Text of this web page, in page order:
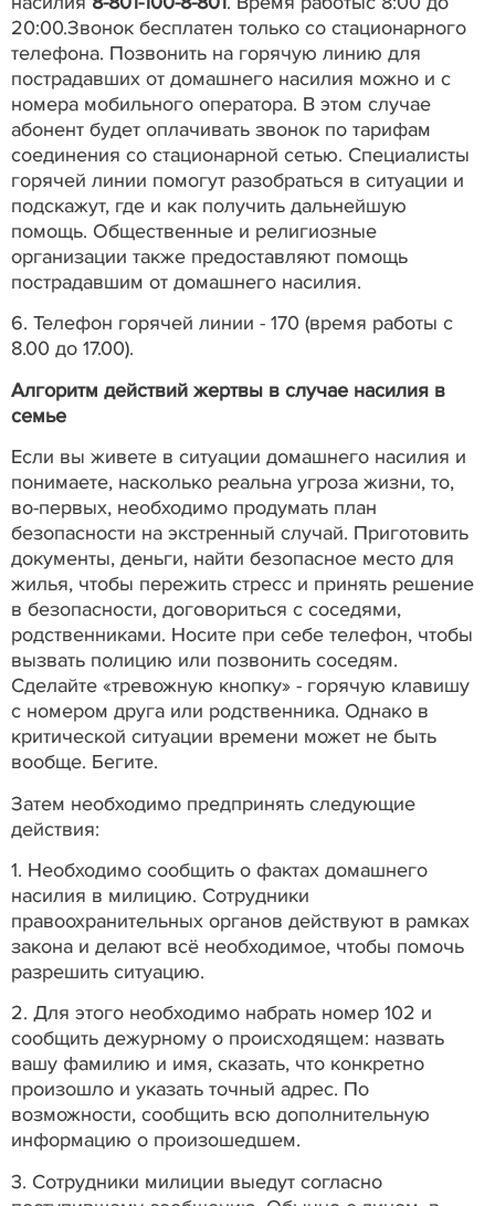
20:00.Звонок бесплатен только со стационарного
телефона. Позвонить на горячую линию для
пострадавших от домашнего насилия можно и с
номера мобильного оператора. В этом случае
абонент будет оплачивать звонок по тарифам
соединения со стационарной сетью. Специалисты
горячей линии помогут разобраться в ситуации и
подскажут, где и как получить дальнейшую
помощь. Общественные и религиозные
организации также предоставляют помощь
пострадавшим от домашнего насилия.
6. Телефон горячей линии - 170 (время работы с
8.00 до 17.00).
Алгоритм действий жертвы в случае насилия в
семье
Если вы живете в ситуации домашнего насилия и
понимаете, насколько реальна угроза жизни, то,
во-первых, необходимо продумать план
безопасности на экстренный случай. Приготовить
документы, деньги, найти безопасное место для
жилья, чтобы пережить стресс и принять решение
в безопасности, договориться с соседями,
родственниками. Носите при себе телефон, чтобы
вызвать полицию или позвонить соседям.
Сделайте «тревожную кнопку» - горячую клавишу
с номером друга или родственника. Однако в
критической ситуации времени может не быть
вообще. Бегите.
Затем необходимо предпринять следующие
действия:
1. Необходимо сообщить о фактах домашнего
насилия в милицию. Сотрудники
правоохранительных органов действуют в рамках
закона и делают всё необходимое, чтобы помочь
разрешить ситуацию.
2. Для этого необходимо набрать номер 102 и
сообщить дежурному о происходящем: назвать
вашу фамилию и имя, сказать, что конкретно
произошло и указать точный адрес. По
возможности, сообщить всю дополнительную
информацию о произошедшем.
3. Сотрудники милиции выедут согласно